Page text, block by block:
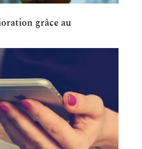
grâce au